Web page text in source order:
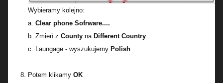
Wybieramy kolejno:
a. Clear phone Sofrware....
b. Zmień z County na Different Country
c. Laungage - wyszukujemy Polish
Potem klikamy OK